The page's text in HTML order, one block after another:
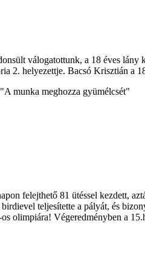
válogatottunk, a 18 éves
2. helyezettje. Bacsó Krisztián a
munka meghozza gyümélcsét"
felejthető 81 ütéssel kezdett,
teljesítette a pályát, és
olimpiára! Végeredményben a